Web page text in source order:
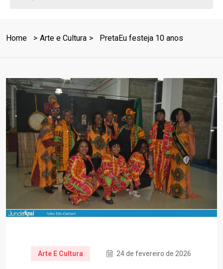
Home Arte e Cultura PretaEu festeja 10 anos
Arte E Cultura 24 de fevereiro de 2026